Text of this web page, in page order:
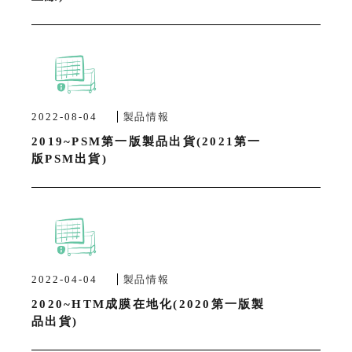
2022-08-04 製品情報
2019~PSM第一版製品出貨(2021第一
版PSM出貨)
2022-04-04 製品情報
2020~HTM成膜在地化(2020第一版製
品出貨)